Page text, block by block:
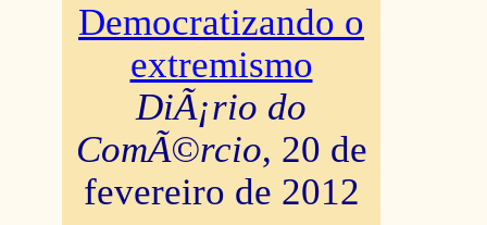
Democratizando o
extremismo
DiÃ¡rio do
ComÃ©rcio, 20 de
fevereiro de 2012